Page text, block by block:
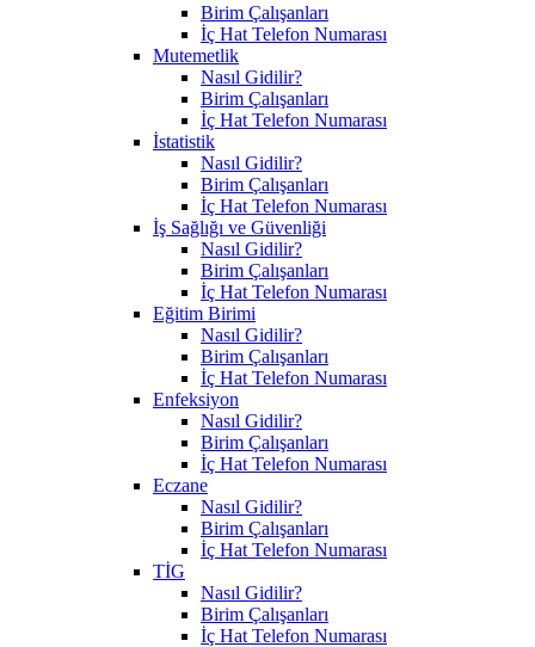
Birim Çalışanları
İç Hat Telefon Numarası
Mutemetlik
Nasıl Gidilir?
Birim Çalışanları
İç Hat Telefon Numarası
İstatistik
Nasıl Gidilir?
Birim Çalışanları
İç Hat Telefon Numarası
İş Sağlığı ve Güvenliği
Nasıl Gidilir?
Birim Çalışanları
İç Hat Telefon Numarası
Eğitim Birimi
Nasıl Gidilir?
Birim Çalışanları
İç Hat Telefon Numarası
Enfeksiyon
Nasıl Gidilir?
Birim Çalışanları
İç Hat Telefon Numarası
Eczane
Nasıl Gidilir?
Birim Çalışanları
İç Hat Telefon Numarası
TİG
Nasıl Gidilir?
Birim Çalışanları
İç Hat Telefon Numarası